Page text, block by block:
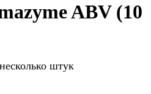
ABV (10
штук